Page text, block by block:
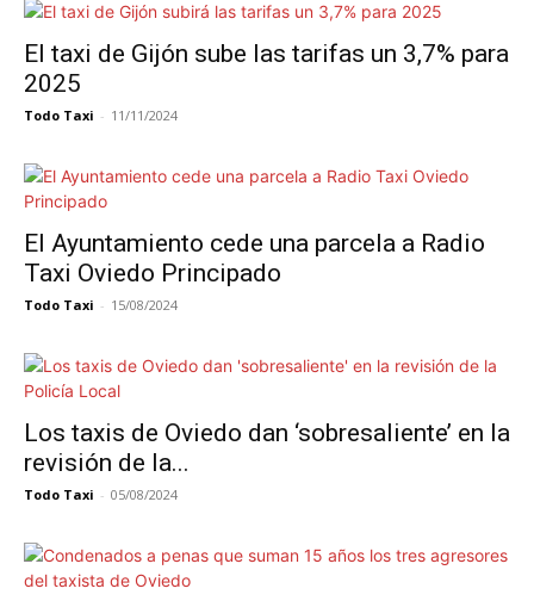
El taxi de Gijón sube las tarifas un 3,7% para
2025
Todo Taxi - 11/11/2024
El Ayuntamiento cede una parcela a Radio
Taxi Oviedo Principado
Todo Taxi - 15/08/2024
Los taxis de Oviedo dan ‘sobresaliente’ en la
revisión de la...
Todo Taxi - 05/08/2024